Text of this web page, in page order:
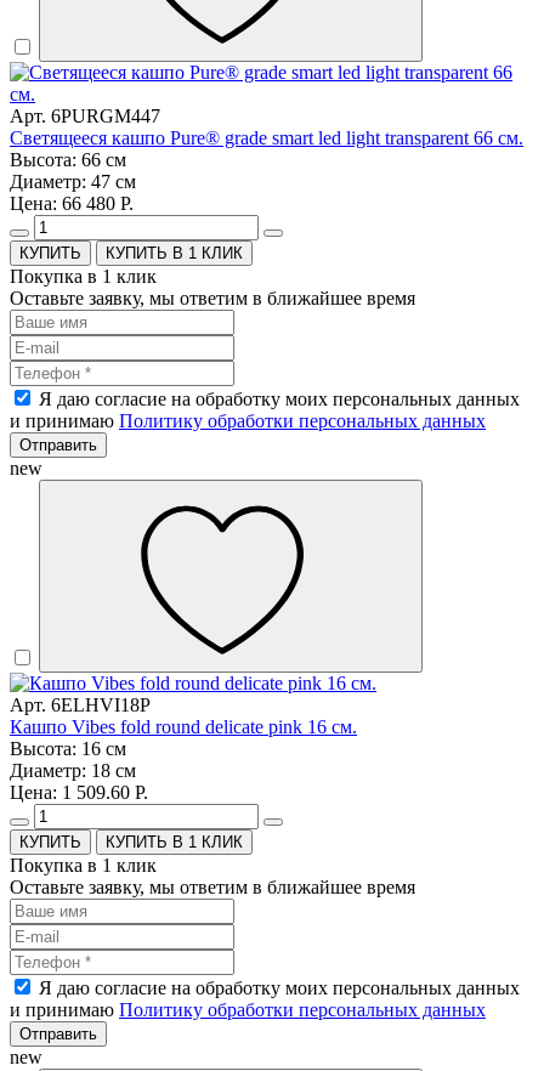
Арт. 6PURGM447
Светящееся кашпо Pure® grade smart led light transparent 66 см.
Высота: 66 см
Диаметр: 47 см
Цена: 66 480 Р.
КУПИТЬ В 1 КЛИК
Покупка в 1 клик
Оставьте заявку, мы ответим в ближайшее время
Я даю согласие на обработку моих персональных данных
и принимаю Политику обработки персональных данных
Отправить
new
Арт. 6ELHVI18P
Кашпо Vibes fold round delicate pink 16 см.
Высота: 16 см
Диаметр: 18 см
Цена: 1 509.60 Р.
КУПИТЬ В 1 КЛИК
Покупка в 1 клик
Оставьте заявку, мы ответим в ближайшее время
Я даю согласие на обработку моих персональных данных
и принимаю Политику обработки персональных данных
Отправить
new